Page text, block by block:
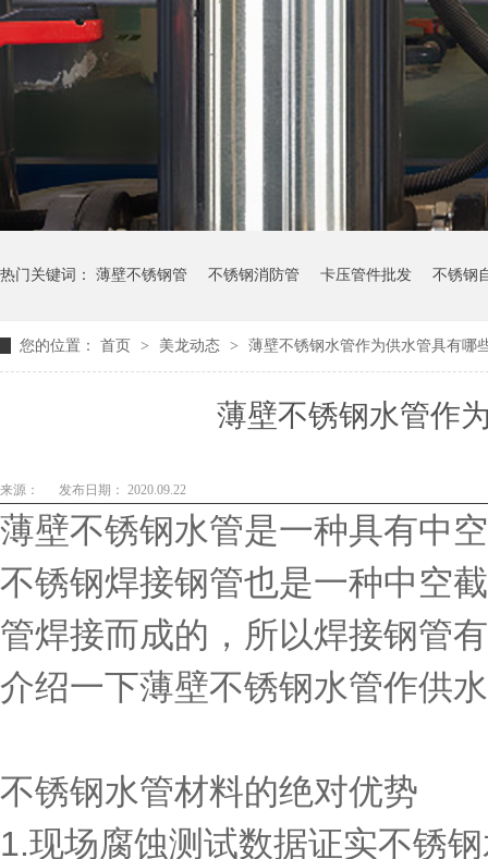
热门关键词： 薄壁不锈钢管 不锈钢消防管 卡压管件批发 不锈钢
您的位置： 首页 > 美龙动态 > 薄壁不锈钢水管作为供水管具有哪
薄壁不锈钢水管作
来源： 发布日期： 2020.09.22
薄壁不锈钢水管是一种具有中
不锈钢焊接钢管也是一种中空
管焊接而成的，所以焊接钢管
介绍一下薄壁不锈钢水管作供
不锈钢水管材料的绝对优势
1.现场腐蚀测试数据证实不锈